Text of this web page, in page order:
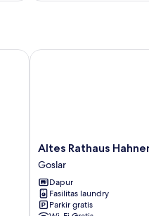
Altes
Rathaus
Hahnenklee
Goslar
Altes Rathaus
Goslar
Dapur
Fasilitas laundry
Parkir gratis
Altes Rathaus